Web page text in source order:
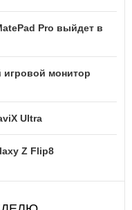
Pro выйдет в
монитор
Ultra
Z Flip8